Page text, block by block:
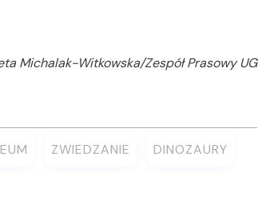
Michalak-Witkowska/Zespół Prasowy UG
ZWIEDZANIE DINOZAURY